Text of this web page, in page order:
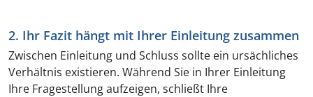
2. Ihr Fazit hängt mit Ihrer Einleitung zusammen
Zwischen Einleitung und Schluss sollte ein ursächliches
Verhältnis existieren. Während Sie in Ihrer Einleitung
Ihre Fragestellung aufzeigen, schließt Ihre